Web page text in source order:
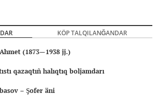
KÖP TALQILANĞANDAR
(1873—1938 jj.)
qazaqtıñ halıqtıq boljamdarı
– Şofer äni